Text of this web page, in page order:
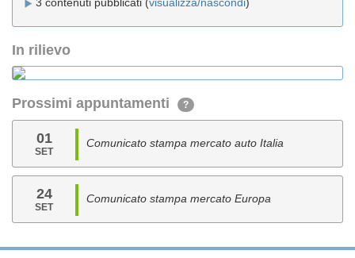
In rilievo
Prossimi appuntamenti ?
01
SET
Comunicato stampa mercato auto Italia
24
SET
Comunicato stampa mercato Europa